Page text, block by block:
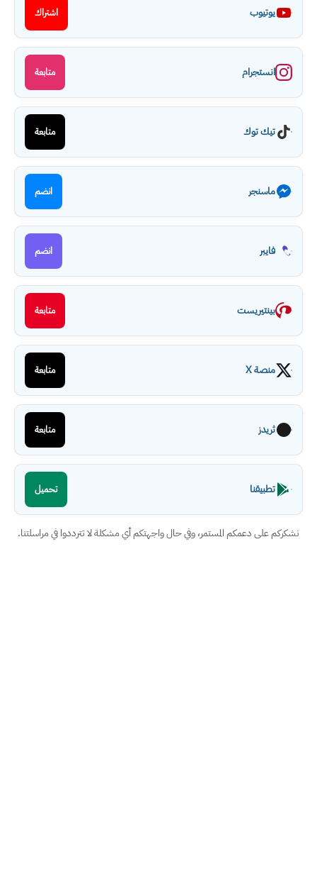
يوتيوب اشتراك
انستجرام متابعة
تيك توك متابعة
ماسنجر انضم
فايبر انضم
بينتيريست متابعة
منصة X متابعة
ثريدز متابعة
تطبيقنا تحميل
نشكركم على دعمكم المستمر، وفي حال واجهتكم أي مشكلة لا تترددوا في مراسلتنا.